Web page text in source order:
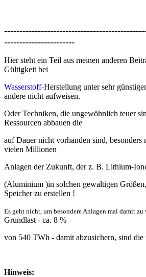
-----------------------
Hier steht ein Teil aus meinen anderen
Gültigkeit bei
Wasserstoff-Herstellung unter sehr
andere nicht aufweisen.
Oder Techniken, die ungewöhnlich teuer
Ressourcen abbauen die
auf Dauer nicht vorhanden sind,
vielen Millionen
Anlagen der Zukunft, der z. B. Lithium-
(Aluminium )in solchen gewaltigen
Speicher zu erstellen !
Es geht nicht, um besondere Anlagen mal damit
Grundlast - ca. 8 %
von 540 TWh - damit abzusichern, sind die
Hinweis: